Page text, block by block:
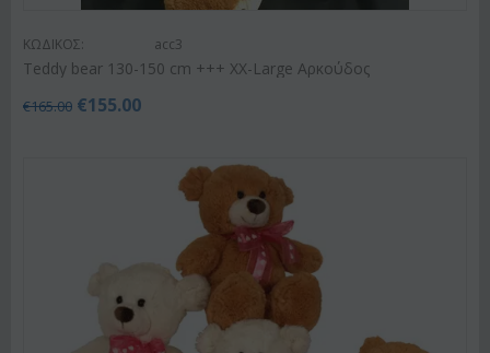
ΚΩΔΙΚΟΣ: acc3
Teddy bear 130-150 cm +++ XX-Large Αρκούδος
€165.00 €155.00